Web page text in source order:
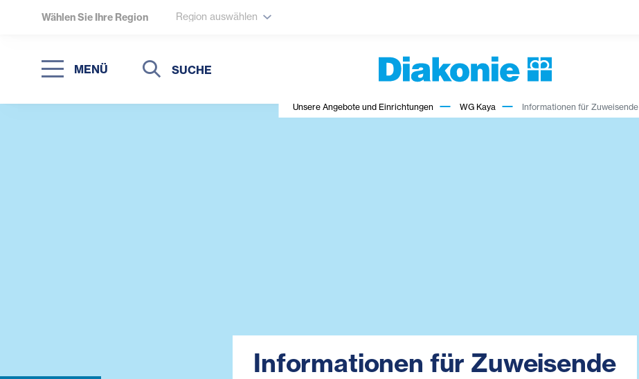
Wählen Sie Ihre Region Region auswählen
MENÜ
Suche
Suche
Unsere Angebote und Einrichtungen WG Kaya Informationen für Zuweisende
Informationen für Zuweisende